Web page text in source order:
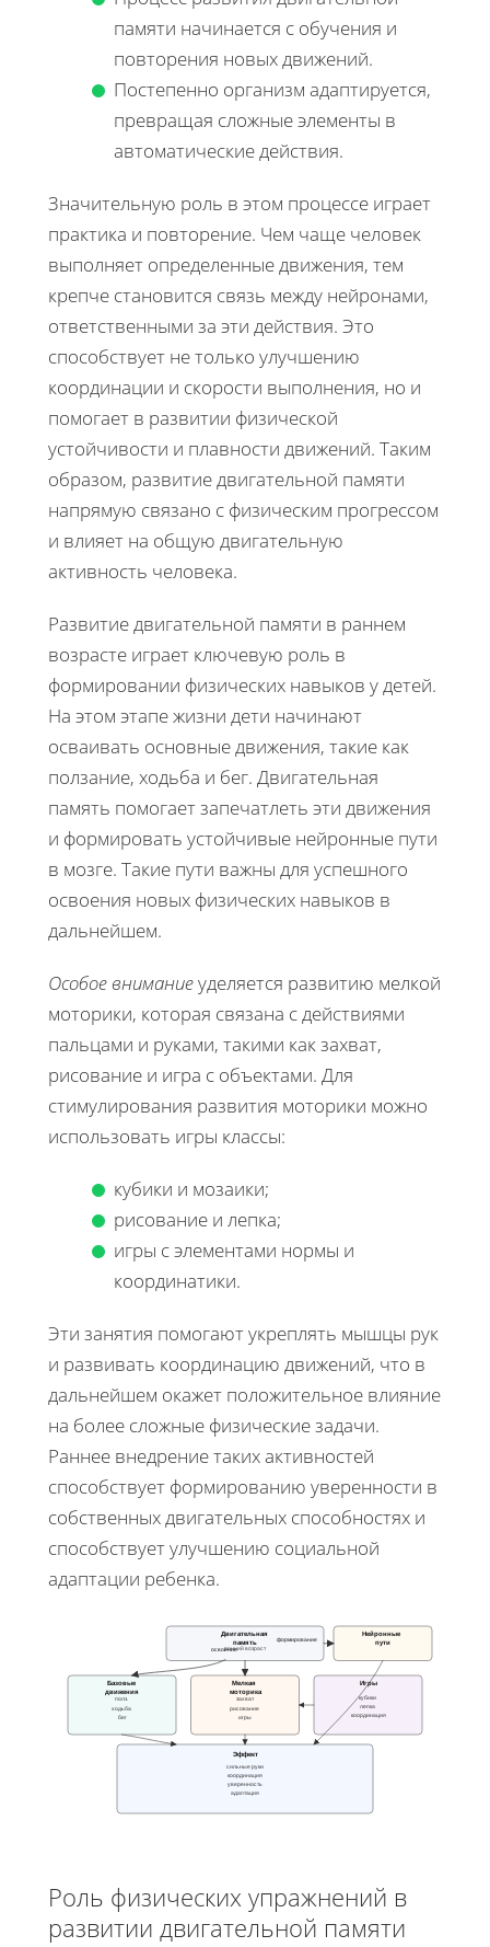
памяти начинается с обучения и
повторения новых движений.
Постепенно организм адаптируется,
превращая сложные элементы в
автоматические действия.
Значительную роль в этом процессе играет
практика и повторение. Чем чаще человек
выполняет определенные движения, тем
крепче становится связь между нейронами,
ответственными за эти действия. Это
способствует не только улучшению
координации и скорости выполнения, но и
помогает в развитии физической
устойчивости и плавности движений. Таким
образом, развитие двигательной памяти
напрямую связано с физическим прогрессом
и влияет на общую двигательную
активность человека.
Развитие двигательной памяти в раннем
возрасте играет ключевую роль в
формировании физических навыков у детей.
На этом этапе жизни дети начинают
осваивать основные движения, такие как
ползание, ходьба и бег. Двигательная
память помогает запечатлеть эти движения
и формировать устойчивые нейронные пути
в мозге. Такие пути важны для успешного
освоения новых физических навыков в
дальнейшем.
Особое вниманиеуделяется развитию мелкой
моторики, которая связана с действиями
пальцами и руками, такими как захват,
рисование и игра с объектами. Для
стимулирования развития моторики можно
использовать игры классы:
кубики и мозаики;
рисование и лепка;
игры с элементами нормы и
координатики.
Эти занятия помогают укреплять мышцы рук
и развивать координацию движений, что в
дальнейшем окажет положительное влияние
на более сложные физические задачи.
Раннее внедрение таких активностей
способствует формированию уверенности в
собственных двигательных способностях и
способствует улучшению социальной
адаптации ребенка.
Двигательная
память
ранний возраст
Нейронные
пути
Базовые
движения
полз.
ходьба
бег
Мелкая
моторика
захват
рисование
игры
Игры
кубики
лепка
координация
Эффект
сильные руки
координация
уверенность
адаптация
освоение
формирование
Роль физических упражнений в
развитии двигательной памяти